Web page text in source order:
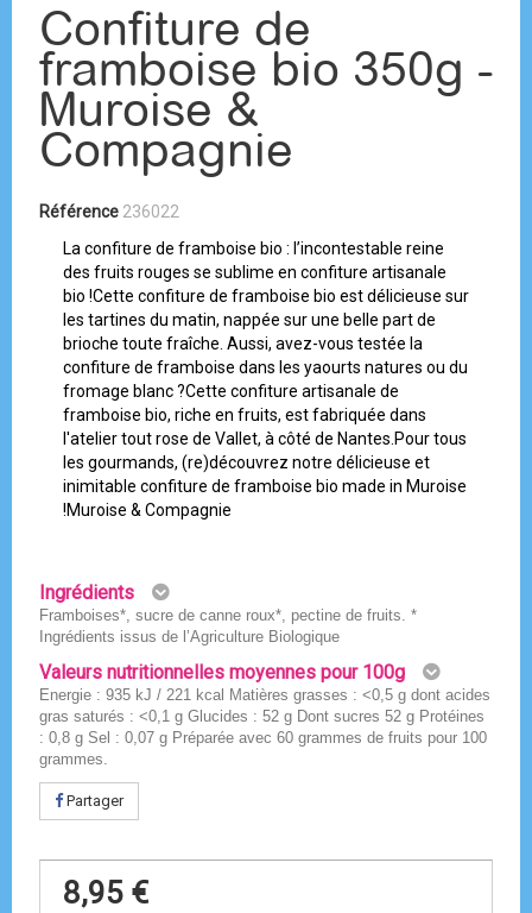
Confiture de
framboise bio 350g -
Muroise &
Compagnie
Référence 236022
La confiture de framboise bio : l’incontestable reine
des fruits rouges se sublime en confiture artisanale
bio !Cette confiture de framboise bio est délicieuse sur
les tartines du matin, nappée sur une belle part de
brioche toute fraîche. Aussi, avez-vous testée la
confiture de framboise dans les yaourts natures ou du
fromage blanc ?Cette confiture artisanale de
framboise bio, riche en fruits, est fabriquée dans
l'atelier tout rose de Vallet, à côté de Nantes.Pour tous
les gourmands, (re)découvrez notre délicieuse et
inimitable confiture de framboise bio made in Muroise
!Muroise & Compagnie
Ingrédients
Framboises*, sucre de canne roux*, pectine de fruits. *
Ingrédients issus de l’Agriculture Biologique
Valeurs nutritionnelles moyennes pour 100g
Energie : 935 kJ / 221 kcal Matières grasses : <0,5 g dont acides
gras saturés : <0,1 g Glucides : 52 g Dont sucres 52 g Protéines
: 0,8 g Sel : 0,07 g Préparée avec 60 grammes de fruits pour 100
grammes.
Partager
8,95 €